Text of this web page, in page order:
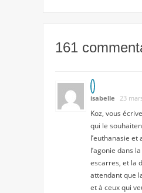
161
isabelle 23
Koz, vous
qui le
l’euthanasie
l’agonie dans
escarres, et la
attendant que
et à ceux qui